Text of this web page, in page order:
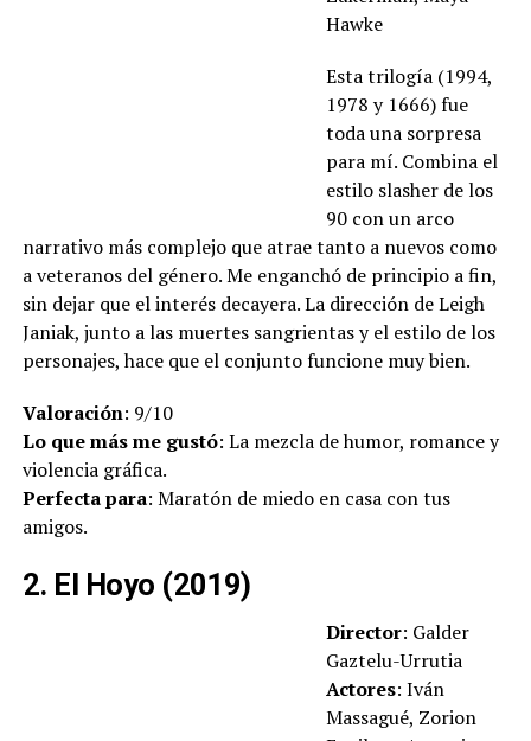
Hawke
Esta trilogía (1994,
1978 y 1666) fue
toda una sorpresa
para mí. Combina el
estilo slasher de los
90 con un arco
narrativo más complejo que atrae tanto a nuevos como
a veteranos del género. Me enganchó de principio a fin,
sin dejar que el interés decayera. La dirección de Leigh
Janiak, junto a las muertes sangrientas y el estilo de los
personajes, hace que el conjunto funcione muy bien.
Valoración: 9/10
Lo que más me gustó: La mezcla de humor, romance y
violencia gráfica.
Perfecta para: Maratón de miedo en casa con tus
amigos.
2. El Hoyo (2019)
Director: Galder
Gaztelu-Urrutia
Actores: Iván
Massagué, Zorion